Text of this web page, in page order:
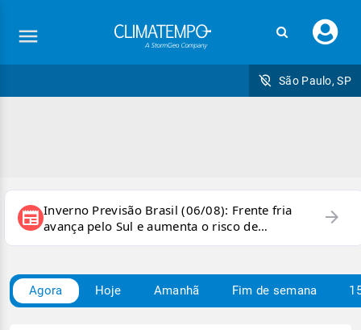
seu
São Paulo, SP
newspaper Inverno Previsão Brasil (06/08): Frente fria
avança pelo Sul e aumenta o risco de
temporais e ventania
arrow_forward
Agora Hoje Amanhã Fim de semana